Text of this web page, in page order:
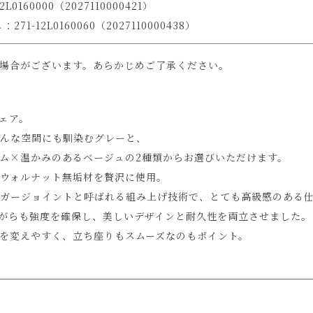
（2027110000421）
271-12L0160060（2027110000438）
がございます。あらかじめご了承ください。
。
空間にも馴染むグレーと、
×温かみのあるベージュの2種類からお選びいただけます。
ルナット無垢材を贅沢に使用。
ジョイントと呼ばれる組み上げ技術で、とても高級感のある仕
も強度を確保し、美しいデザインと耐久性を両立させました。
えやすく、立ち座りもスムーズなのもポイント。